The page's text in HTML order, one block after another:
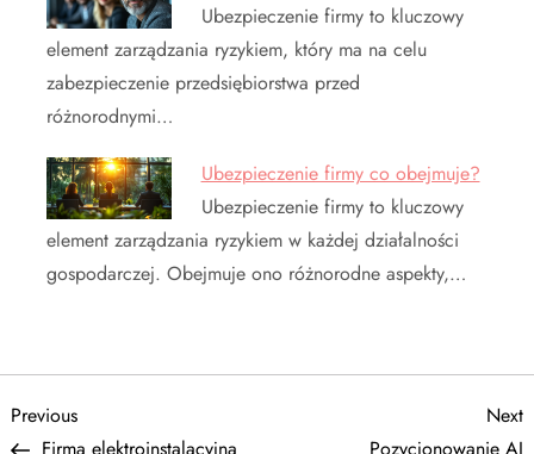
Ubezpieczenie firmy to kluczowy
element zarządzania ryzykiem, który ma na celu
zabezpieczenie przedsiębiorstwa przed
różnorodnymi…
Ubezpieczenie firmy co obejmuje?
Ubezpieczenie firmy to kluczowy
element zarządzania ryzykiem w każdej działalności
gospodarczej. Obejmuje ono różnorodne aspekty,…
N
Previous
Post
Previous
Firma elektroinstalacyjna
Next
Pozycjonowanie AI